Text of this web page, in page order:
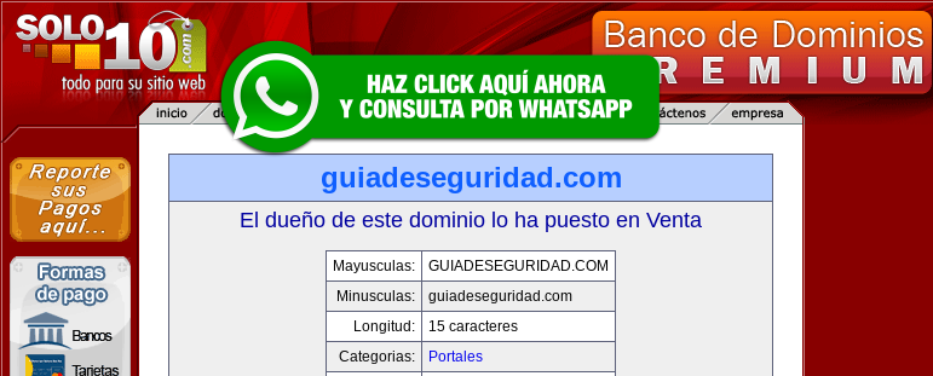
guiadeseguridad.com
El dueño de este dominio lo ha puesto en Venta
Mayusculas:
GUIADESEGURIDAD.COM
Minusculas:
guiadeseguridad.com
Longitud:
15 caracteres
Categorias:
Portales